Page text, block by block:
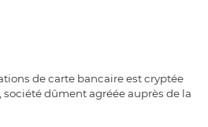
de carte bancaire est cryptée
société dûment agréée auprès de la